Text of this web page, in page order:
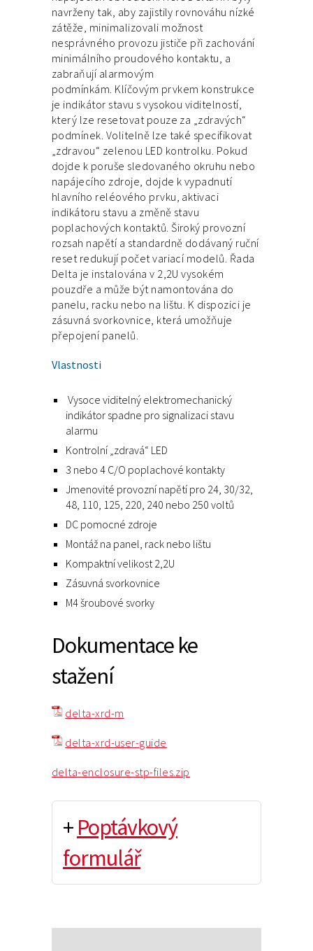
navrženy tak, aby zajistily rovnováhu nízké
zátěže, minimalizovali možnost
nesprávného provozu jističe při zachování
minimálního proudového kontaktu, a
zabraňují alarmovým
podmínkám. Klíčovým prvkem konstrukce
je indikátor stavu s vysokou viditelností,
který lze resetovat pouze za „zdravých“
podmínek. Volitelně lze také specifikovat
„zdravou“ zelenou LED kontrolku. Pokud
dojde k poruše sledovaného okruhu nebo
napájecího zdroje, dojde k vypadnutí
hlavního reléového prvku, aktivaci
indikátoru stavu a změně stavu
poplachových kontaktů. Široký provozní
rozsah napětí a standardně dodávaný ruční
reset redukují počet variací modelů. Řada
Delta je instalována v 2,2U vysokém
pouzdře a může být namontována do
panelu, racku nebo na lištu. K dispozici je
zásuvná svorkovnice, která umožňuje
přepojení panelů.
Vlastnosti
Vysoce viditelný elektromechanický
indikátor spadne pro signalizaci stavu
alarmu
Kontrolní „zdravá“ LED
3 nebo 4 C/O poplachové kontakty
Jmenovité provozní napětí pro 24, 30/32,
48, 110, 125, 220, 240 nebo 250 voltů
DC pomocné zdroje
Montáž na panel, rack nebo lištu
Kompaktní velikost 2,2U
Zásuvná svorkovnice
M4 šroubové svorky
Dokumentace ke
stažení
delta-xrd-m
delta-xrd-user-guide
delta-enclosure-stp-files.zip
+ Poptávkový
formulář